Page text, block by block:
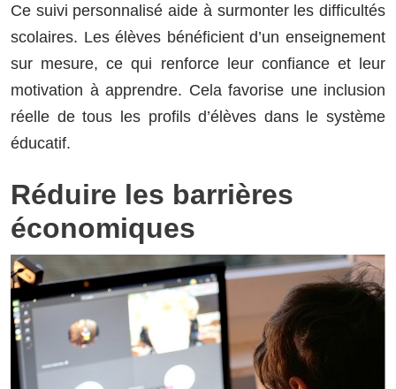
Ce suivi personnalisé aide à surmonter les difficultés
scolaires. Les élèves bénéficient d’un enseignement
sur mesure, ce qui renforce leur confiance et leur
motivation à apprendre. Cela favorise une inclusion
réelle de tous les profils d’élèves dans le système
éducatif.
Réduire les barrières
économiques